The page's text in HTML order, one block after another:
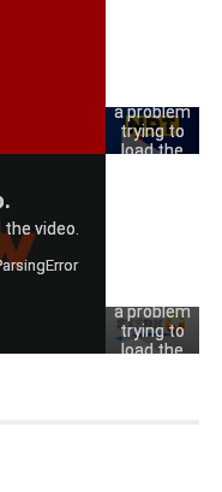
a problem
trying to
load the
video.
a problem
trying to
load the